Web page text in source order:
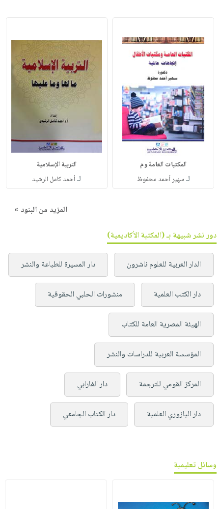
المكتبات العامة وم
لـسهير أحمد محفوظ
التربية الإسلامية
لـأحمد كامل الرشيد
المزيد من البنود »
دور نشر شبيهة بـ (المكتبة الأكاديمية)
الدار العربية للعلوم ناشرون دار المسيرة للطباعة والنشر
دار الكتب العلمية منشورات الحلبي الحقوقية
الهيئة المصرية العامة للكتاب
المؤسسة العربية للدراسات والنشر
المركز القومي للترجمة دار الفارابي
دار اليازوري العلمية دار الكتاب الجامعي
وسائل تعليمية